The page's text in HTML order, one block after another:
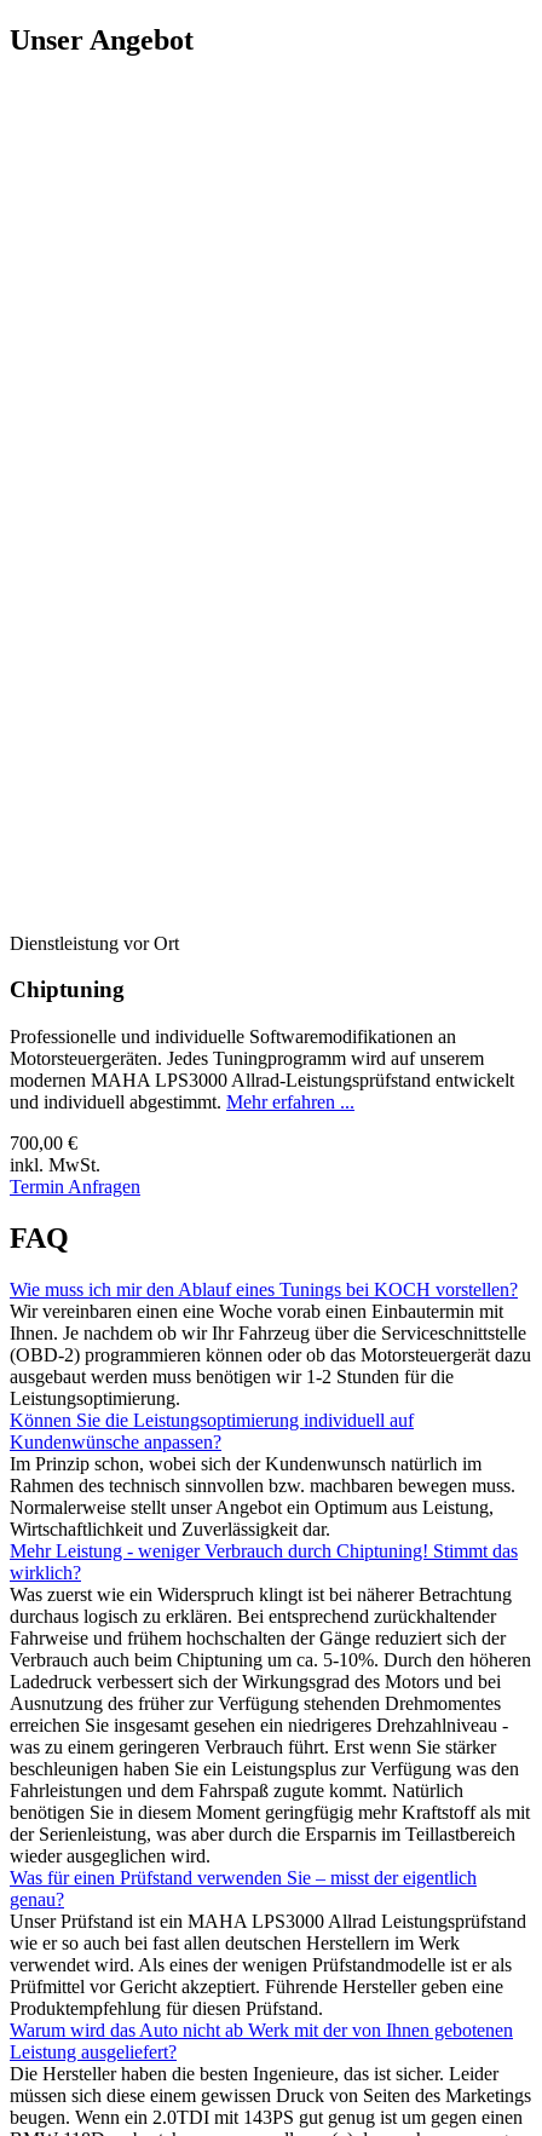
Unser Angebot
Dienstleistung vor Ort
Chiptuning
Professionelle und individuelle Softwaremodifikationen an
Motorsteuergeräten. Jedes Tuningprogramm wird auf unserem
modernen MAHA LPS3000 Allrad-Leistungsprüfstand entwickelt
und individuell abgestimmt. Mehr erfahren ...
700,00 €
inkl. MwSt.
Termin Anfragen
FAQ
Wie muss ich mir den Ablauf eines Tunings bei KOCH vorstellen?
Wir vereinbaren einen eine Woche vorab einen Einbautermin mit
Ihnen. Je nachdem ob wir Ihr Fahrzeug über die Serviceschnittstelle
(OBD-2) programmieren können oder ob das Motorsteuergerät dazu
ausgebaut werden muss benötigen wir 1-2 Stunden für die
Leistungsoptimierung.
Können Sie die Leistungsoptimierung individuell auf
Kundenwünsche anpassen?
Im Prinzip schon, wobei sich der Kundenwunsch natürlich im
Rahmen des technisch sinnvollen bzw. machbaren bewegen muss.
Normalerweise stellt unser Angebot ein Optimum aus Leistung,
Wirtschaftlichkeit und Zuverlässigkeit dar.
Mehr Leistung - weniger Verbrauch durch Chiptuning! Stimmt das
wirklich?
Was zuerst wie ein Widerspruch klingt ist bei näherer Betrachtung
durchaus logisch zu erklären. Bei entsprechend zurückhaltender
Fahrweise und frühem hochschalten der Gänge reduziert sich der
Verbrauch auch beim Chiptuning um ca. 5-10%. Durch den höheren
Ladedruck verbessert sich der Wirkungsgrad des Motors und bei
Ausnutzung des früher zur Verfügung stehenden Drehmomentes
erreichen Sie insgesamt gesehen ein niedrigeres Drehzahlniveau -
was zu einem geringeren Verbrauch führt. Erst wenn Sie stärker
beschleunigen haben Sie ein Leistungsplus zur Verfügung was den
Fahrleistungen und dem Fahrspaß zugute kommt. Natürlich
benötigen Sie in diesem Moment geringfügig mehr Kraftstoff als mit
der Serienleistung, was aber durch die Ersparnis im Teillastbereich
wieder ausgeglichen wird.
Was für einen Prüfstand verwenden Sie – misst der eigentlich
genau?
Unser Prüfstand ist ein MAHA LPS3000 Allrad Leistungsprüfstand
wie er so auch bei fast allen deutschen Herstellern im Werk
verwendet wird. Als eines der wenigen Prüfstandmodelle ist er als
Prüfmittel vor Gericht akzeptiert. Führende Hersteller geben eine
Produktempfehlung für diesen Prüfstand.
Warum wird das Auto nicht ab Werk mit der von Ihnen gebotenen
Leistung ausgeliefert?
Die Hersteller haben die besten Ingenieure, das ist sicher. Leider
müssen sich diese einem gewissen Druck von Seiten des Marketings
beugen. Wenn ein 2.0TDI mit 143PS gut genug ist um gegen einen